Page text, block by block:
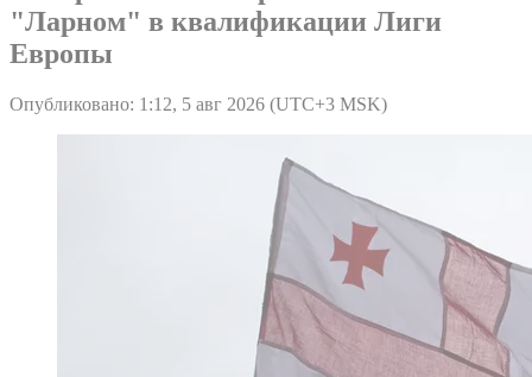
"Ларном" в квалификации Лиги
Европы
Опубликовано: 1:12, 5 авг 2026 (UTC+3 MSK)